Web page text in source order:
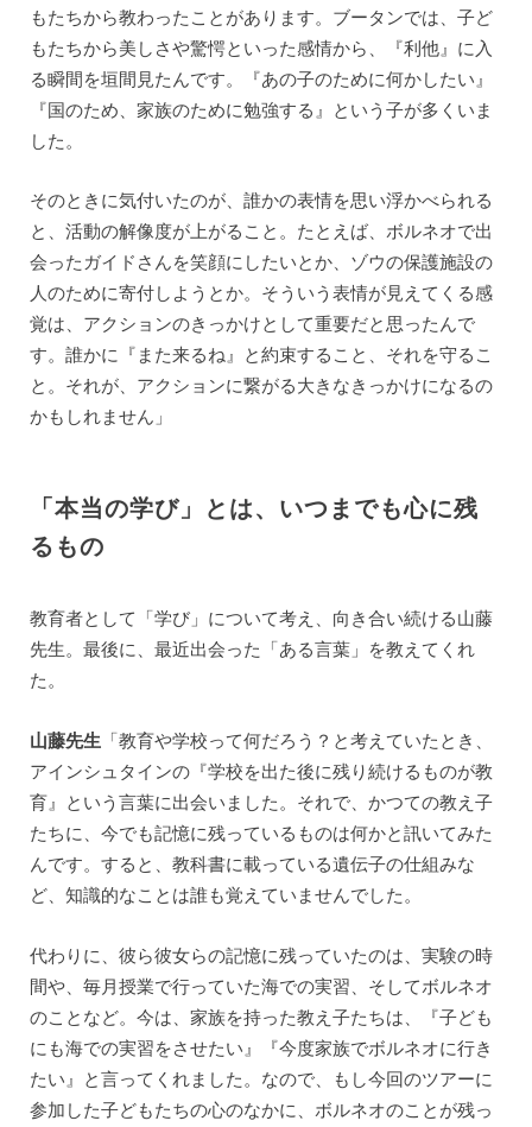
もたちから教わったことがあります。ブータンでは、子ど
もたちから美しさや驚愕といった感情から、『利他』に入
る瞬間を垣間見たんです。『あの子のために何かしたい』
『国のため、家族のために勉強する』という子が多くいま
した。
そのときに気付いたのが、誰かの表情を思い浮かべられる
と、活動の解像度が上がること。たとえば、ボルネオで出
会ったガイドさんを笑顔にしたいとか、ゾウの保護施設の
人のために寄付しようとか。そういう表情が見えてくる感
覚は、アクションのきっかけとして重要だと思ったんで
す。誰かに『また来るね』と約束すること、それを守るこ
と。それが、アクションに繋がる大きなきっかけになるの
かもしれません」
「本当の学び」とは、いつまでも心に残
るもの
教育者として「学び」について考え、向き合い続ける山藤
先生。最後に、最近出会った「ある言葉」を教えてくれ
た。
山藤先生 「教育や学校って何だろう？と考えていたとき、
アインシュタインの『学校を出た後に残り続けるものが教
育』という言葉に出会いました。それで、かつての教え子
たちに、今でも記憶に残っているものは何かと訊いてみた
んです。すると、教科書に載っている遺伝子の仕組みな
ど、知識的なことは誰も覚えていませんでした。
代わりに、彼ら彼女らの記憶に残っていたのは、実験の時
間や、毎月授業で行っていた海での実習、そしてボルネオ
のことなど。今は、家族を持った教え子たちは、『子ども
にも海での実習をさせたい』『今度家族でボルネオに行き
たい』と言ってくれました。なので、もし今回のツアーに
参加した子どもたちの心のなかに、ボルネオのことが残っ